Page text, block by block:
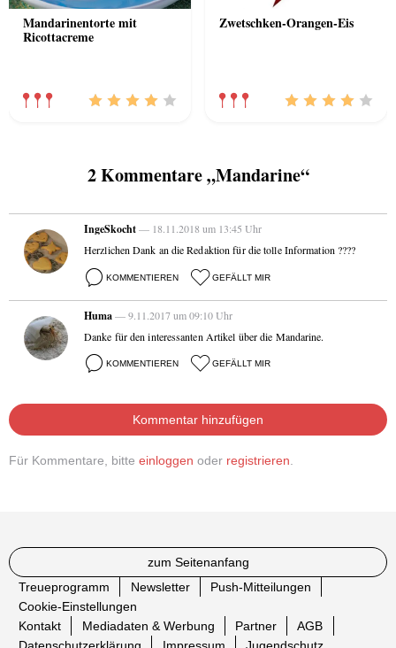
Mandarinentorte mit
Ricottacreme
Zwetschken-Orangen-Eis
2 Kommentare „Mandarine“
IngeSkocht— 18.11.2018 um 13:45 Uhr
Herzlichen Dank an die Redaktion für die tolle Information ????
KOMMENTIEREN GEFÄLLT MIR
Huma— 9.11.2017 um 09:10 Uhr
Danke für den interessanten Artikel über die Mandarine.
KOMMENTIEREN GEFÄLLT MIR
Kommentar hinzufügen
Für Kommentare, bitte einloggen oder registrieren
zum Seitenanfang
Treueprogramm
Newsletter
Push-Mitteilungen
Cookie-Einstellungen
Kontakt
Mediadaten & Werbung Partner
AGB
Datenschutzerklärung
Impressum Jugendschutz